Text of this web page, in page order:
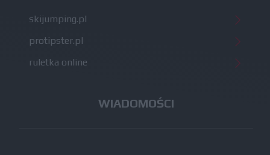
skijumping.pl
protipster.pl
ruletka online
WIADOMOŚCI